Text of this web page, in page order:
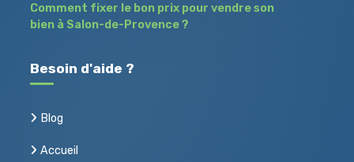
Comment fixer le bon prix pour vendre son
bien à Salon-de-Provence ?
Besoin d'aide ?
Blog
Accueil